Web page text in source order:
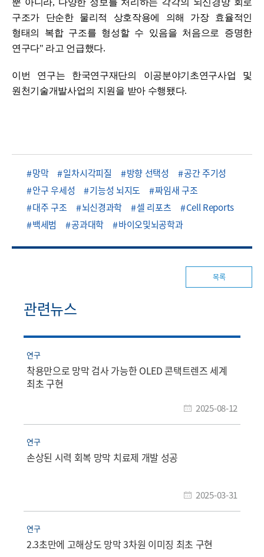
뿐 아니라, 다양한 정보를 처리하는 각각의 뇌신경망 회로
구조가 단순한 물리적 상호작용에 의해 가장 효율적인
형태의 복합 구조를 형성할 수 있음을 처음으로 증명한
연구다" 라고 언급했다.
이번 연구는 한국연구재단의 이공분야기초연구사업 및
원천기술개발사업의 지원을 받아 수행됐다.
망막 일차시각피질 방향 선택성
공간 주기성
안구 우세성
기능성 뇌지도
짜임새 구조
대주 구조
뇌신경과학 셀 리포츠
Cell Reports
백세범
공과대학 바이오및뇌공학과
목록
관련뉴스
연구
착용만으로 망막 검사 가능한 OLED 콘택트렌즈 세계
최초 구현
2025-08-12
연구
손상된 시력 회복 망막 치료제 개발 성공
2025-03-31
연구
2.3초만에 고해상도 망막 3차원 이미징 최초 구현